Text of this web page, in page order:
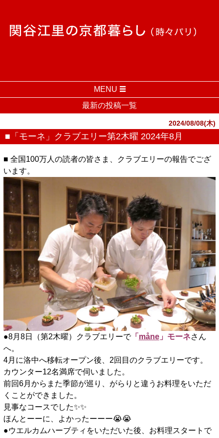
MENU
最新の投稿一覧
2024/08/08(木)
■「モーネ」クラブエリー第2木曜 2024年8月
■ 全国100万人の読者の皆さま、クラブエリーの報告でござ
います。
●8月8日（第2木曜）クラブエリーで「 måne」モーネさん
へ。
4月に洛中へ移転オープン後、2回目のクラブエリーです。
カウンター12名満席で伺いました。
前回6月からまた季節が巡り、がらりと違うお料理をいただ
くことができました。
見事なコースでした✨️✨️
ほんとーーに、よかったーーー😭😭
●ウエルカムハーブティをいただいた後、お料理スタートで